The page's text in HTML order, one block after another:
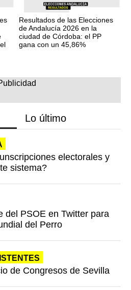
Resultados de las Elecciones
de Andalucía 2026 en la
ciudad de Córdoba: el PP
gana con un 45,86%
Lo último
electorales y
sistema?
del PSOE en Twitter para
del Perro
de Congresos de Sevilla